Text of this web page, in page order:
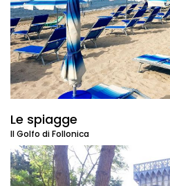
Le spiagge
Il Golfo di Follonica